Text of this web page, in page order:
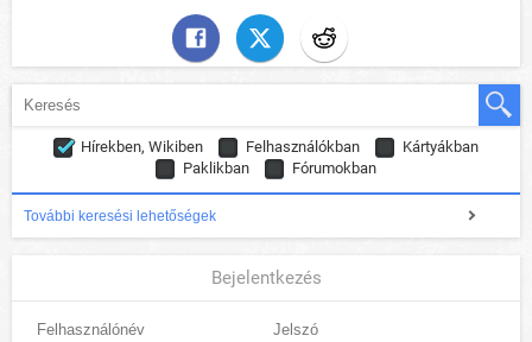
Hírekben, Wikiben Felhasználókban
Kártyákban
Paklikban
Fórumokban
További keresési lehetőségek
Bejelentkezés